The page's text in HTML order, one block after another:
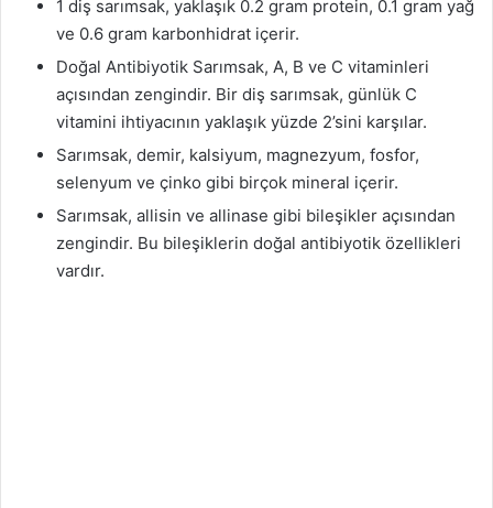
a
e
r
m
e
1 diş sarımsak, yaklaşık 0.2 gram protein, 0.1 gram yağ
ve 0.6 gram karbonhidrat içerir.
Doğal Antibiyotik Sarımsak, A, B ve C vitaminleri
açısından zengindir. Bir diş sarımsak, günlük C
vitamini ihtiyacının yaklaşık yüzde 2’sini karşılar.
Sarımsak, demir, kalsiyum, magnezyum, fosfor,
selenyum ve çinko gibi birçok mineral içerir.
Sarımsak, allisin ve allinase gibi bileşikler açısından
zengindir. Bu bileşiklerin doğal antibiyotik özellikleri
vardır.